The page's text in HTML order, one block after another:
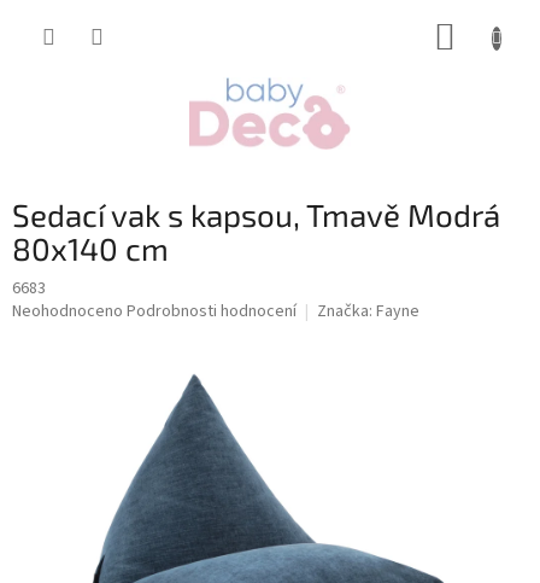
Sedací vak s kapsou, Tmavě Modrá
80x140 cm
6683
Průměrné
Neohodnoceno Podrobnosti hodnocení Značka: Fayne